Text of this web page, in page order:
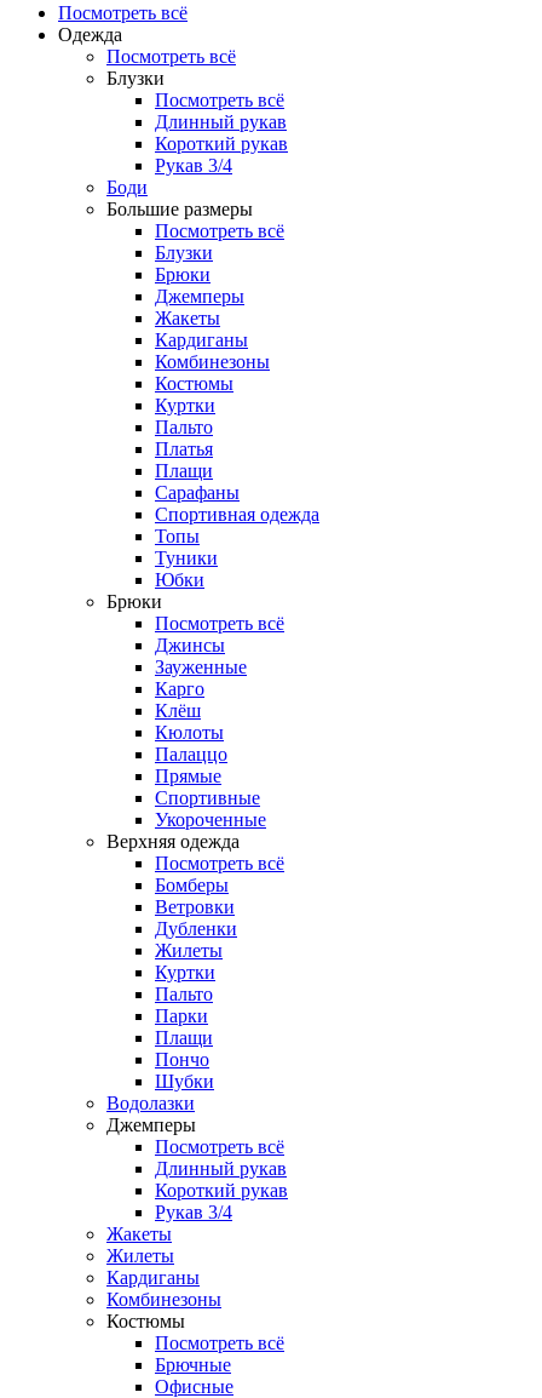
Посмотреть всё
Одежда
Посмотреть всё
Блузки
Посмотреть всё
Длинный рукав
Короткий рукав
Рукав 3/4
Боди
Большие размеры
Посмотреть всё
Блузки
Брюки
Джемперы
Жакеты
Кардиганы
Комбинезоны
Костюмы
Куртки
Пальто
Платья
Плащи
Сарафаны
Спортивная одежда
Топы
Туники
Юбки
Брюки
Посмотреть всё
Джинсы
Зауженные
Карго
Клёш
Кюлоты
Палаццо
Прямые
Спортивные
Укороченные
Верхняя одежда
Посмотреть всё
Бомберы
Ветровки
Дубленки
Жилеты
Куртки
Пальто
Парки
Плащи
Пончо
Шубки
Водолазки
Джемперы
Посмотреть всё
Длинный рукав
Короткий рукав
Рукав 3/4
Жакеты
Жилеты
Кардиганы
Комбинезоны
Костюмы
Посмотреть всё
Брючные
Офисные